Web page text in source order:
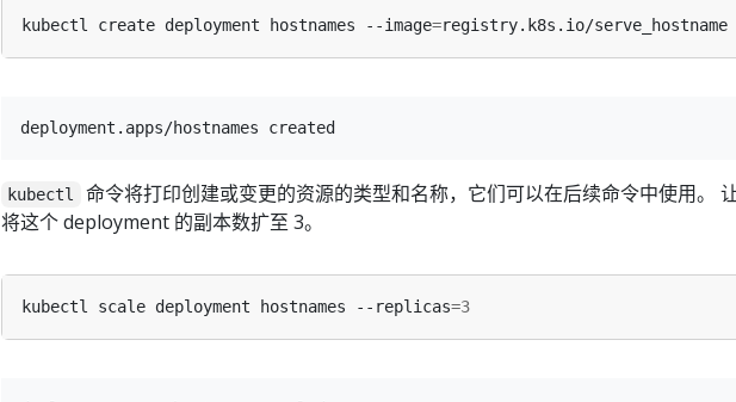
kubectl create deployment hostnames --image=
kubectl
命令将打印创建或变更的资源的类型和名称，它们可以在后续命令中使用。
将这个 deployment 的副本数扩至 3。
kubectl scale deployment hostnames --replicas=3